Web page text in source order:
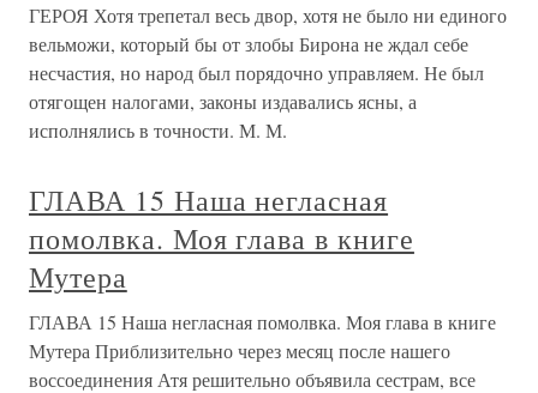
ГЕРОЯ Хотя трепетал весь двор, хотя не было ни единого
вельможи, который бы от злобы Бирона не ждал себе
несчастия, но народ был порядочно управляем. Не был
отягощен налогами, законы издавались ясны, а
исполнялись в точности. М. М.
ГЛАВА 15 Наша негласная
помолвка. Моя глава в книге
Мутера
ГЛАВА 15 Наша негласная помолвка. Моя глава в книге
Мутера Приблизительно через месяц после нашего
воссоединения Атя решительно объявила сестрам, все